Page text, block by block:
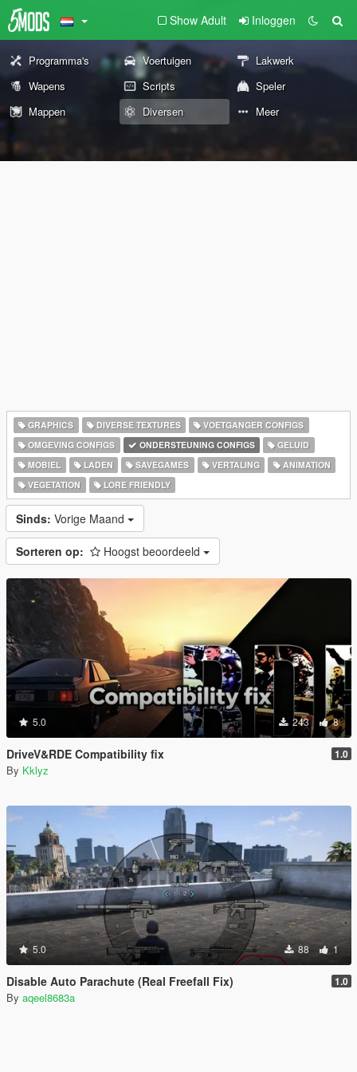
Show Adult Inloggen
Programma's Voertuigen
Lakwerk
Wapens
Scripts
Speler
Mappen
Diversen Meer
GRAPHICS DIVERSE TEXTURES
VOETGANGER CONFIGS
OMGEVING CONFIGS
ONDERSTEUNING CONFIGS
GELUID
MOBIEL
LADEN SAVEGAMES VERTALING
ANIMATION
VEGETATION
LORE FRIENDLY
Sinds: Vorige Maand
Sorteren op: Hoogst beoordeeld
5.0 243 8
DriveV&RDE Compatibility fix 1.0
By Kklyz
5.0 88 1
Disable Auto Parachute (Real Freefall Fix) 1.0
By aqeel8683a